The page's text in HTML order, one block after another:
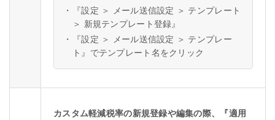
・
『設定 ＞ メール送信設定 ＞ テンプレート
＞ 新規テンプレート登録』
・
『設定 ＞ メール送信設定 ＞ テンプレー
ト』でテンプレート名をクリック
カスタム軽減税率の新規登録や編集の際、『適用